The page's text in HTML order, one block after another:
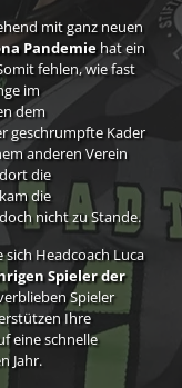
mit ganz neuen
Pandemie hat ein
fehlen, wie fast
im
dem
geschrumpfte Kader
anderen Verein
die
die
nicht zu Stande.
sich Headcoach Luca
Spieler der
Spieler
Ihre
eine schnelle
Jahr.